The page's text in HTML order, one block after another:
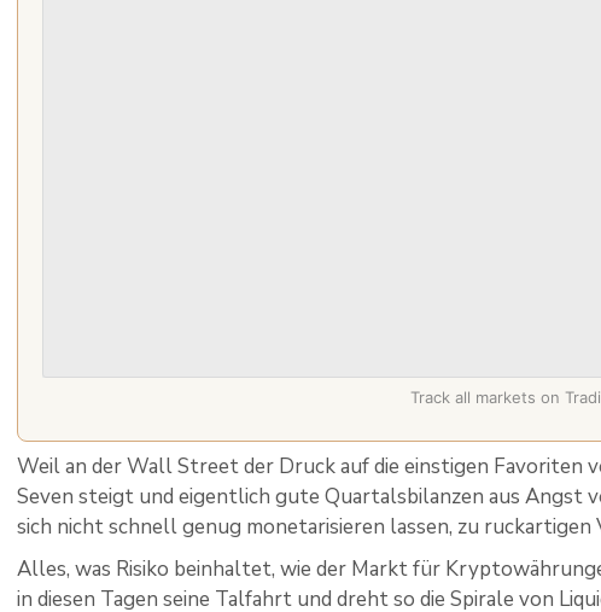
Track all markets on
Weil an der Wall Street der Druck auf die einstigen Favoriten
Seven steigt und eigentlich gute Quartalsbilanzen aus Angst
sich nicht schnell genug monetarisieren lassen, zu ruckartigen
Alles, was Risiko beinhaltet, wie der Markt für
in diesen Tagen seine Talfahrt und dreht so die Spirale von